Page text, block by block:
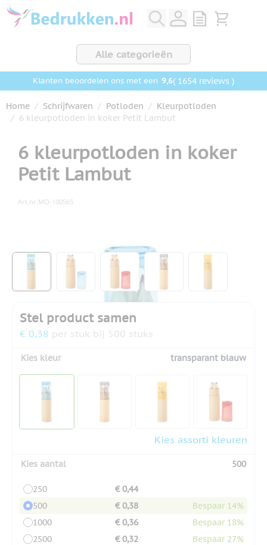
Ga naar de inhoud
View quote,
Bekijk
Alle categorieën
Klanten beoordelen ons met een 9,6( 1654 reviews )
Home / Schrijfwaren / Potloden / Kleurpotloden
/ 6 kleurpotloden in koker Petit Lambut
6 kleurpotloden in koker
Petit Lambut
Art.nr. MO-100565
Klik om afbeelding op volledig scherm te bekijken
View larger imageView larger imageView larger imageView larger image
View larger
Stel product samen
€ 0,38 per stuk bij 500 stuks
Kies kleur transparant blauw
Kies assorti kleuren
Kies aantal 500
250
€ 0,44
500
€ 0,38
Bespaar 14%
1000
€ 0,36
Bespaar 18%
2500
€ 0,32
Bespaar 27%